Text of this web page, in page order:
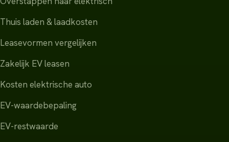
Thuis laden & laadkosten
Leasevormen vergelijken
Zakelijk EV leasen
Kosten elektrische auto
EV-waardebepaling
EV-restwaarde